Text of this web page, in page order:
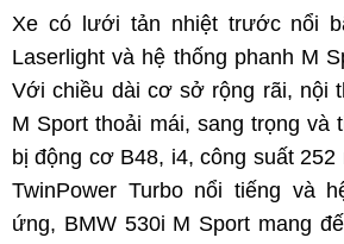
Xe có lưới tản nhiệt trước nổi
Laserlight và hệ thống phanh M
Với chiều dài cơ sở rộng rãi, nội
M Sport thoải mái, sang trọng và
bị động cơ B48, i4, công suất
TwinPower Turbo nổi tiếng và
ứng, BMW 530i M Sport mang